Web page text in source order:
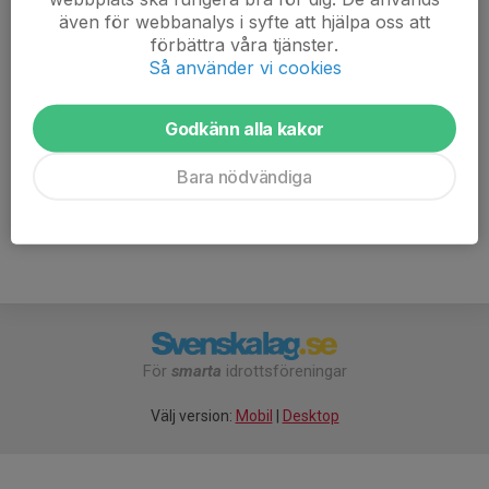
grundkondis.
Det är bra att var och en har med sig ny slang och
Välkomna!
Mera Lera MTB trappan.pdf
För smarta idrottsföreningar
Välj version: Mobil Desktop
även för webbanalys i syfte att hjälpa oss att
förbättra våra tjänster.
Så använder vi cookies
Godkänn alla kakor
Bara nödvändiga